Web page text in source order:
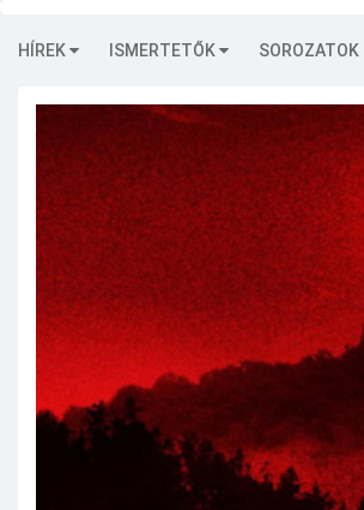
HÍREK ISMERTETŐK SOROZATOK